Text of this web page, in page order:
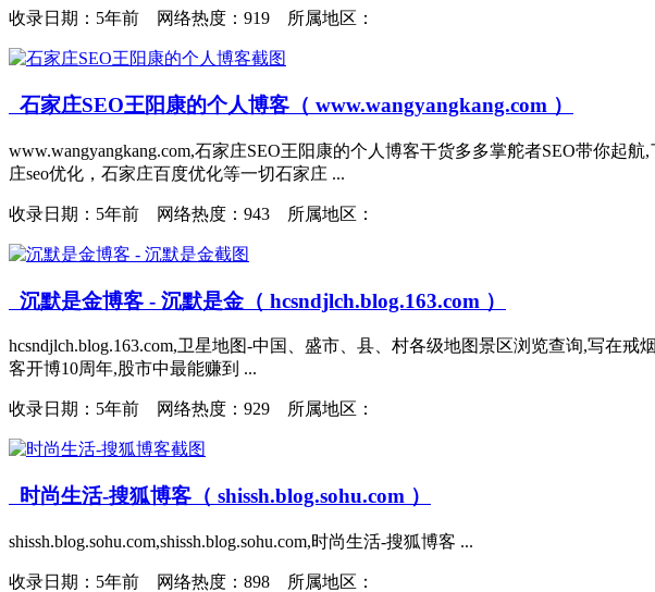
收录日期： 5年前 网络热度：919 所属地区：
石家庄SEO王阳康的个人博客（ www.wangyangkang.com ）
www.wangyangkang.com,石家庄SEO王阳康的个人博客干货多多掌舵者SEO带你起
庄seo优化，石家庄百度优化等一切石家庄 ...
收录日期： 5年前 网络热度：943 所属地区：
沉默是金博客 - 沉默是金（ hcsndjlch.blog.163.com ）
hcsndjlch.blog.163.com,卫星地图-中国、盛市、县、村各级地图景区浏览查询,写在
客开博10周年,股市中最能赚到 ...
收录日期： 5年前 网络热度：929 所属地区：
时尚生活-搜狐博客（ shissh.blog.sohu.com ）
shissh.blog.sohu.com,shissh.blog.sohu.com,时尚生活-搜狐博客 ...
收录日期： 5年前 网络热度：898 所属地区：